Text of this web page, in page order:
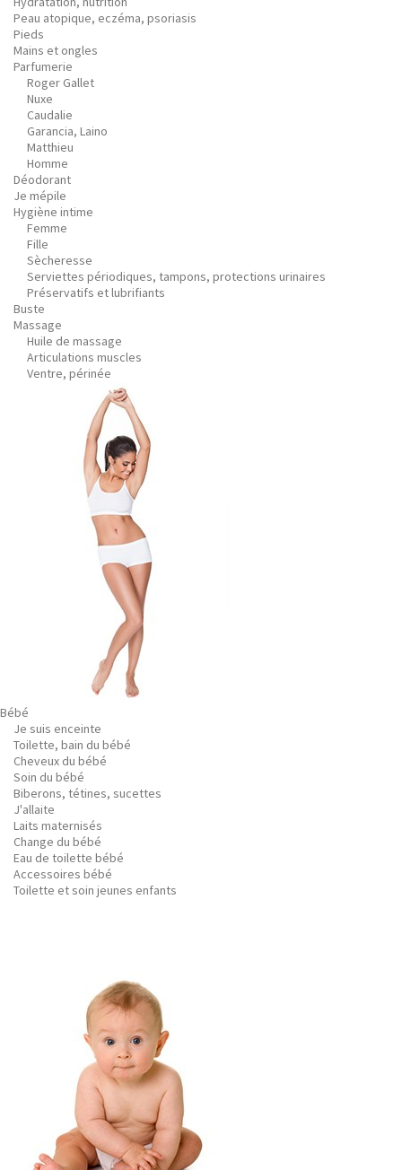
Peau atopique, eczéma, psoriasis
Pieds
Mains et ongles
Parfumerie
Roger Gallet
Nuxe
Caudalie
Garancia, Laino
Matthieu
Homme
Déodorant
Je mépile
Hygiène intime
Femme
Fille
Sècheresse
Serviettes périodiques, tampons, protections urinaires
Préservatifs et lubrifiants
Buste
Massage
Huile de massage
Articulations muscles
Ventre, périnée
Bébé
Je suis enceinte
Toilette, bain du bébé
Cheveux du bébé
Soin du bébé
Biberons, tétines, sucettes
J'allaite
Laits maternisés
Change du bébé
Eau de toilette bébé
Accessoires bébé
Toilette et soin jeunes enfants